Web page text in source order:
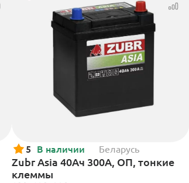
5 В наличии Беларусь
Zubr Asia 40Ач 300А, ОП, тонкие
клеммы